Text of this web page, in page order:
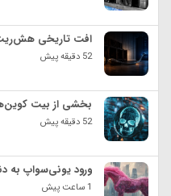
52 دقیقه پیش
52 دقیقه پیش
1 ساعت پیش